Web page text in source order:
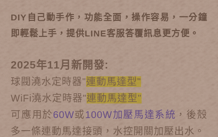
DIY自己動手作，功能全面，操作容易，一分鐘
即輕鬆上手，提供LINE客服答覆訊息更方便。
2025年11月新開發:
球閥澆水定時器"連動馬達型"
WiFi澆水定時器"連動馬達型"
可應用於60W或100W加壓馬達系統 ，後殼
多一條連動馬達接頭，水控開關加壓出水。